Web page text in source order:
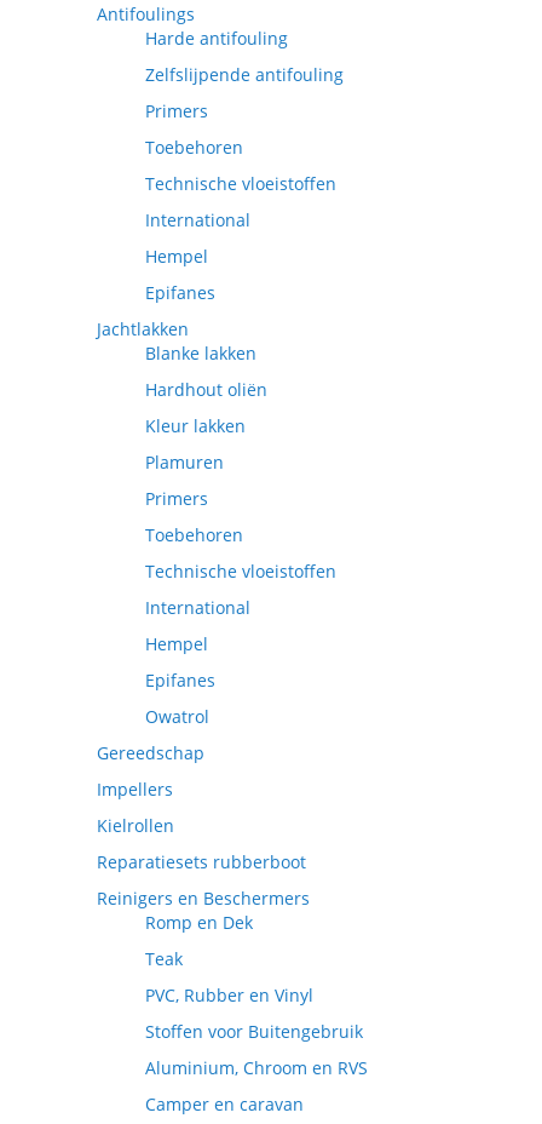
Antifoulings
Harde antifouling
Zelfslijpende antifouling
Primers
Toebehoren
Technische vloeistoffen
International
Hempel
Epifanes
Jachtlakken
Blanke lakken
Hardhout oliën
Kleur lakken
Plamuren
Primers
Toebehoren
Technische vloeistoffen
International
Hempel
Epifanes
Owatrol
Gereedschap
Impellers
Kielrollen
Reparatiesets rubberboot
Reinigers en Beschermers
Romp en Dek
Teak
PVC, Rubber en Vinyl
Stoffen voor Buitengebruik
Aluminium, Chroom en RVS
Camper en caravan